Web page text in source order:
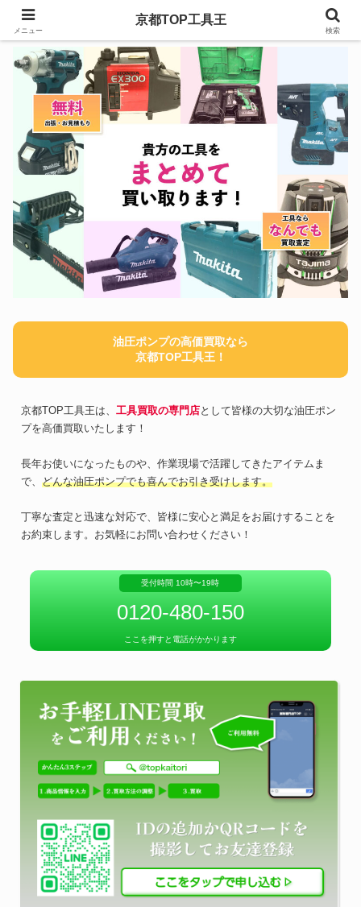
油圧ポンプの高価買取なら
京都TOP工具王！
京都TOP工具王は、 工具買取の専門店として皆様の大切な油圧ポン
プを高価買取いたします！
長年お使いになったものや、作業現場で活躍してきたアイテムま
で、 どんな油圧ポンプでも喜んでお引き受けします。
丁寧な査定と迅速な対応で、皆様に安心と満足をお届けすることを
お約束します。お気軽にお問い合わせください！
受付時間 10時〜19時
0120-480-150
ここを押すと電話がかかります
メニュー
京都TOP工具王
検索